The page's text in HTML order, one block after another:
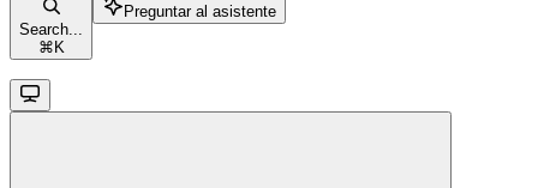
Search...
⌘ K
Preguntar al asistente